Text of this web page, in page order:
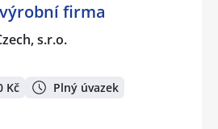
firma
s.r.o.
Kč Plný úvazek